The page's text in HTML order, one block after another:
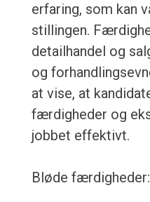
erfaring, som kan
stillingen.
detailhandel og
og
at vise, at
færdigheder og
jobbet effektivt.
Bløde færdigheder: